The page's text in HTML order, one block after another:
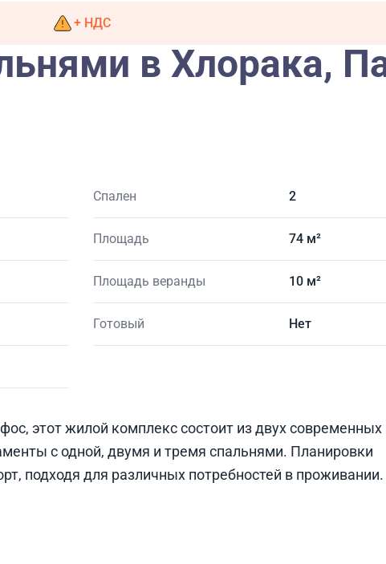
+ НДС
в Хлорака,
Спален 2
Площадь 74 м²
Площадь веранды 10 м²
Готовый Нет
этот жилой комплекс состоит из двух современных
с одной, двумя и тремя спальнями. Планировки
подходя для различных потребностей в проживании.